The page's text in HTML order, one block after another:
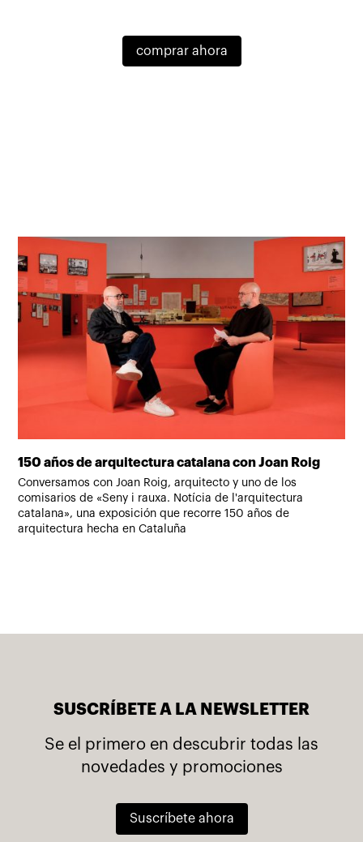
comprar ahora
150 años de arquitectura catalana con Joan Roig
Conversamos con Joan Roig, arquitecto y uno de los
comisarios de «Seny i rauxa. Notícia de l'arquitectura
catalana», una exposición que recorre 150 años de
arquitectura hecha en Cataluña
SUSCRÍBETE A LA NEWSLETTER
Se el primero en descubrir todas las
novedades y promociones
Suscríbete ahora